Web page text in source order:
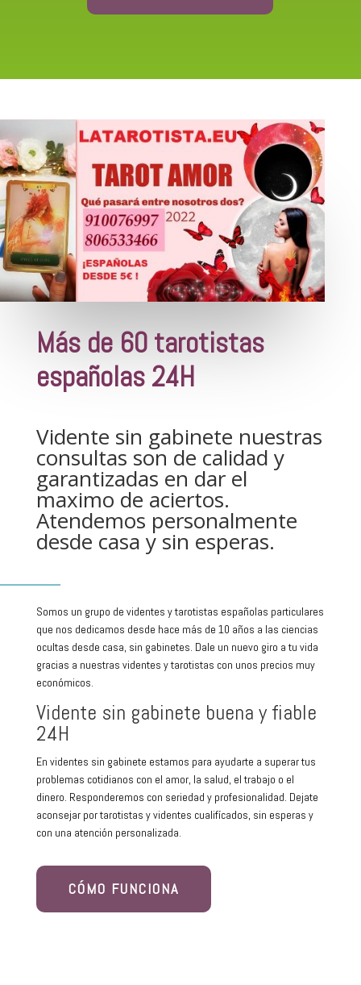
Más de 60 tarotistas
españolas 24H
Vidente sin gabinete nuestras
consultas son de calidad y
garantizadas en dar el
maximo de aciertos.
Atendemos personalmente
desde casa y sin esperas.
Somos un grupo de videntes y tarotistas españolas particulares
que nos dedicamos desde hace más de 10 años a las ciencias
ocultas desde casa, sin gabinetes. Dale un nuevo giro a tu vida
gracias a nuestras videntes y tarotistas con unos precios muy
económicos.
Vidente sin gabinete buena y fiable
24H
En videntes sin gabinete estamos para ayudarte a superar tus
problemas cotidianos con el amor, la salud, el trabajo o el
dinero. Responderemos con seriedad y profesionalidad. Dejate
aconsejar por tarotistas y videntes cualifícados, sin esperas y
con una atención personalizada.
CÓMO FUNCIONA